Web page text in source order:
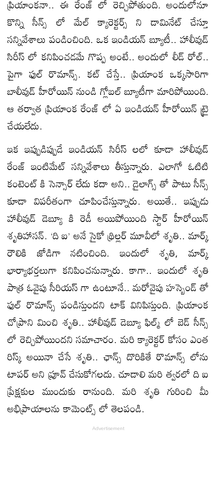
ప్రియాంకనా.. ఈ రేంజ్ లో రెచ్చిపోతుంది. అందులోనూ
కొన్ని సీన్స్ లో మేల్ క్యారెక్టర్స్ ని డామినేట్ చేస్తూ
సన్నివేశాలు పండించింది. ఒక ఇండియన్ బ్యూటీ.. హాలీవుడ్
సిరీస్ లో కనిపించడమే గొప్ప అంటే.. అందులో లీడ్ రోల్..
పైగా ఫుల్ రొమాన్స్. కట్ చేస్తే.. ప్రియాంక ఒక్కసారిగా
బాలీవుడ్ హీరోయిన్ నుండి గ్లోబల్ బ్యూటీగా మారిపోయింది.
ఆ తర్వాత ప్రియాంక రేంజ్ లో ఏ ఇండియన్ హీరోయిన్ ట్రై
చేయలేదు.
ఇక ఇప్పుడిప్పుడే ఇండియన్ సిరీస్ లలో కూడా హాలీవుడ్
రేంజ్ ఇంటిమేట్ సన్నివేశాలు తీస్తున్నారు. ఎలాగో ఓటిటి
కంటెంట్ కి సెన్సార్ లేదు కదా అని.. డైలాగ్స్ తో పాటు సీన్స్
కూడా విపరీతంగా చూపించేస్తున్నారు. అయితే.. ఇప్పుడు
హాలీవుడ్ డెబ్యూ కి రెడీ అయిపోయింది స్టార్ హీరోయిన్
శృతిహాసన్. ‘ది ఐ’ అనే సైకో థ్రిల్లర్ మూవీలో శృతి.. మార్క్
రౌలికి జోడిగా నటించింది. ఇందులో శృతి, మార్క్
భార్యాభర్తలుగా కనిపించనున్నారు. కాగా.. ఇందులో శృతి
పాత్ర ఓవైపు సీరియస్ గా ఉంటూనే.. మరోవైపు హస్బెండ్ తో
ఫుల్ రొమాన్స్ పండిస్తుందని టాక్ వినిపిస్తుంది. ప్రియాంక
చోప్రాని మించి శృతి.. హాలీవుడ్ డెబ్యూ ఫిల్మ్ లో బెడ్ సీన్స్
లో రెచ్చిపోయిందని సమాచారం. మరి క్యారెక్టర్ కోసం ఎంత
రిస్క్ అయినా చేసే శృతి.. ఛాన్స్ దొరికితే రొమాన్స్ లోను
టాపర్ అని ప్రూవ్ చేసుకోగలదు. చూడాలి మరి త్వరలో ది ఐ
ప్రేక్షకుల ముందుకు రానుంది. మరి శృతి గురించి మీ
అభిప్రాయాలను కామెంట్స్ లో తెలపండి.